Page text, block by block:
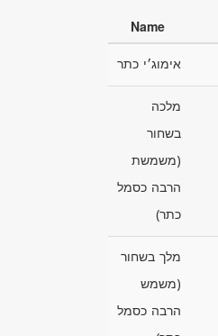
Name
אימוג׳י כתר
מלכה
בשחור
(משמשת
הרבה כסמל
כתר)
מלך בשחור
(משמש
הרבה כסמל